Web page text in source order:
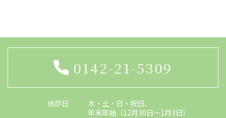
0142-21-5309
休診日
木・土・日・祝日、
年末年始（12月30日～1月3日）